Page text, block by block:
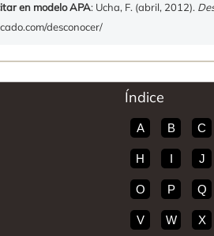
en modelo APA: Ucha, F. (abril, 2012).
desconocer/
Índice
A B C
H I J
O P Q
V W X